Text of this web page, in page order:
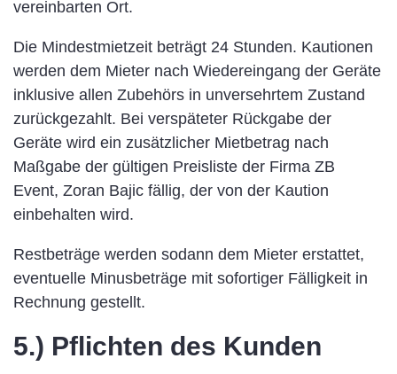
vereinbarten Ort.
Die Mindestmietzeit beträgt 24 Stunden. Kautionen
werden dem Mieter nach Wiedereingang der Geräte
inklusive allen Zubehörs in unversehrtem Zustand
zurückgezahlt. Bei verspäteter Rückgabe der
Geräte wird ein zusätzlicher Mietbetrag nach
Maßgabe der gültigen Preisliste der Firma ZB
Event, Zoran Bajic fällig, der von der Kaution
einbehalten wird.
Restbeträge werden sodann dem Mieter erstattet,
eventuelle Minusbeträge mit sofortiger Fälligkeit in
Rechnung gestellt.
5.) Pflichten des Kunden